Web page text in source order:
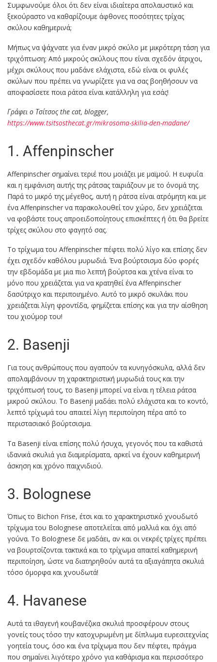
Συμφωνούμε όλοι ότι δεν είναι ιδιαίτερα απολαυστικό και
ξεκούραστο να καθαρίζουμε άφθονες ποσότητες τρίχας
σκύλου καθημερινά;
Μήπως να ψάχνατε για έναν μικρό σκύλο με μικρότερη τάση για
τριχόπτωση; Από μικρούς σκύλους που είναι σχεδόν άτριχοι,
μέχρι σκύλους που μαδάνε ελάχιστα, εδώ είναι οι φυλές
σκύλων που πρέπει να γνωρίζετε για να σας βοηθήσουν να
αποφασίσετε ποια ράτσα είναι κατάλληλη για εσάς!
Γράφει ο Τσίτσος the cat, blogger,
https://www.tsitsosthecat.gr/mikrosoma-skilia-den-madane/
1. Affenpinscher
Affenpinscher σημαίνει τεριέ που μοιάζει με μαϊμού. Η ευφυΐα
και η εμφάνιση αυτής της ράτσας ταιριάζουν με το όνομά της.
Παρά το μικρό της μέγεθος, αυτή η ράτσα είναι ατρόμητη και με
ένα Affenpinscher να παρακολουθεί τον χώρο, δεν χρειάζεται
να φοβάστε τους απροειδοποίητους επισκέπτες ή ότι θα βρείτε
τρίχες σκύλου στο φαγητό σας.
Το τρίχωμα του Affenpinscher πέφτει πολύ λίγο και επίσης δεν
έχει σχεδόν καθόλου μυρωδιά. Ένα βούρτσισμα δύο φορές
την εβδομάδα με μια πιο λεπτή βούρτσα και χτένα είναι το
μόνο που χρειάζεται για να κρατηθεί ένα Affenpinscher
δασύτριχο και περιποιημένο. Αυτό το μικρό σκυλάκι που
χρειάζεται λίγη φροντίδα, φημίζεται επίσης και για την αίσθηση
του χιούμορ του!
2. Basenji
Για τους ανθρώπους που αγαπούν τα κυνηγόσκυλα, αλλά δεν
απολαμβάνουν τη χαρακτηριστική μυρωδιά τους και την
τριχόπτωσή τους, το Basenji μπορεί να είναι η τέλεια ράτσα
μικρού σκύλου. Το Basenji μαδάει πολύ ελάχιστα και το κοντό,
λεπτό τρίχωμά του απαιτεί λίγη περιποίηση πέρα από το
περιστασιακό βούρτσισμα.
Τα Basenji είναι επίσης πολύ ήσυχα, γεγονός που τα καθιστά
ιδανικά σκυλιά για διαμερίσματα, αρκεί να έχουν καθημερινή
άσκηση και χρόνο παιχνιδιού.
3. Bolognese
Όπως το Bichon Frise, έτσι και το χαρακτηριστικό χνουδωτό
τρίχωμα του Bolognese αποτελείται από μαλλιά και όχι από
γούνα. Το Bolognese δε μαδάει, αν και οι νεκρές τρίχες πρέπει
να βουρτσίζονται τακτικά και το τρίχωμα απαιτεί καθημερινή
περιποίηση, ώστε να διατηρηθούν αυτά τα αξιαγάπητα σκυλιά
τόσο όμορφα και χνουδωτά!
4. Havanese
Αυτά τα ιθαγενή κουβανέζικα σκυλιά προσφέρουν στους
γονείς τους τόσο την κατοχυρωμένη με δίπλωμα ευρεσιτεχνίας
γοητεία τους, όσο και ένα τρίχωμα που δεν πέφτει, πράγμα
που σημαίνει λιγότερο χρόνο για καθάρισμα και περισσότερο